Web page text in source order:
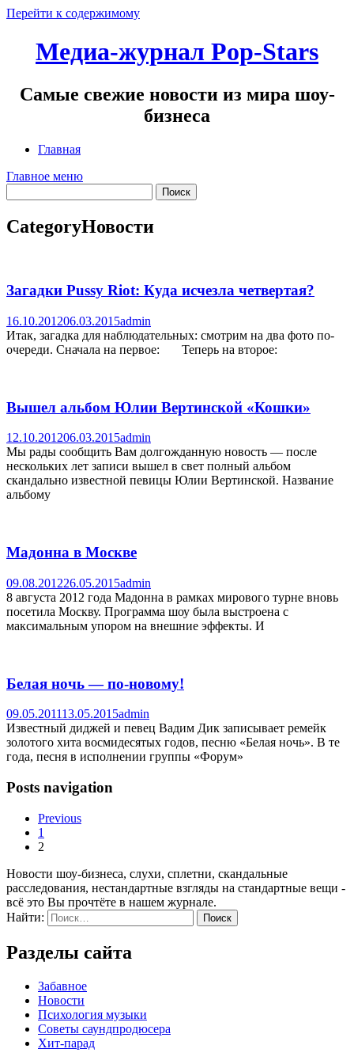
Перейти к содержимому
Медиа-журнал Pop-Stars
Самые свежие новости из мира шоу-
бизнеса
Главная
Главное меню
CategoryНовости
Загадки Pussy Riot: Куда исчезла четвертая?
16.10.201206.03.2015admin
Итак, загадка для наблюдательных: смотрим на два фото по-
очереди. Сначала на первое: Теперь на второе:
Вышел альбом Юлии Вертинской «Кошки»
12.10.201206.03.2015admin
Мы рады сообщить Вам долгожданную новость — после
нескольких лет записи вышел в свет полный альбом
скандально известной певицы Юлии Вертинской. Название
альбому
Мадонна в Москве
09.08.201226.05.2015admin
8 августа 2012 года Мадонна в рамках мирового турне вновь
посетила Москву. Программа шоу была выстроена с
максимальным упором на внешние эффекты. И
Белая ночь — по-новому!
09.05.201113.05.2015admin
Известный диджей и певец Вадим Дик записывает ремейк
золотого хита восмидесятых годов, песню «Белая ночь». В те
года, песня в исполнении группы «Форум»
Posts navigation
Previous
1
2
Новости шоу-бизнеса, слухи, сплетни, скандальные
расследования, нестандартные взгляды на стандартные вещи -
всё это Вы прочтёте в нашем журнале.
Найти:
Разделы сайта
Забавное
Новости
Психология музыки
Советы саундпродюсера
Хит-парад